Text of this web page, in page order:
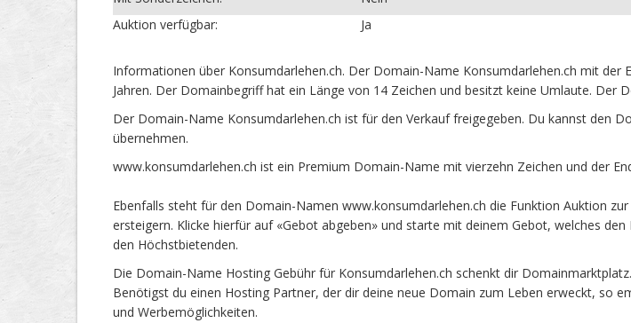
Auktion verfügbar:
Ja
Informationen über Konsumdarlehen.ch. Der Domain-Name Konsumdarlehen.ch mit
Jahren. Der Domainbegriff hat ein Länge von 14 Zeichen und besitzt keine Umlaute.
Der Domain-Name Konsumdarlehen.ch ist für den Verkauf freigegeben. Du kannst den
übernehmen.
www.konsumdarlehen.ch ist ein Premium Domain-Name mit vierzehn Zeichen und der
Ebenfalls steht für den Domain-Namen www.konsumdarlehen.ch die Funktion Auktion
ersteigern. Klicke hierfür auf «Gebot abgeben» und starte mit deinem Gebot, welches
den Höchstbietenden.
Die Domain-Name Hosting Gebühr für Konsumdarlehen.ch schenkt dir
Benötigst du einen Hosting Partner, der dir deine neue Domain zum Leben erweckt, so
und Werbemöglichkeiten.